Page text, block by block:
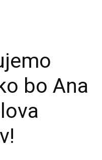
bo Ana